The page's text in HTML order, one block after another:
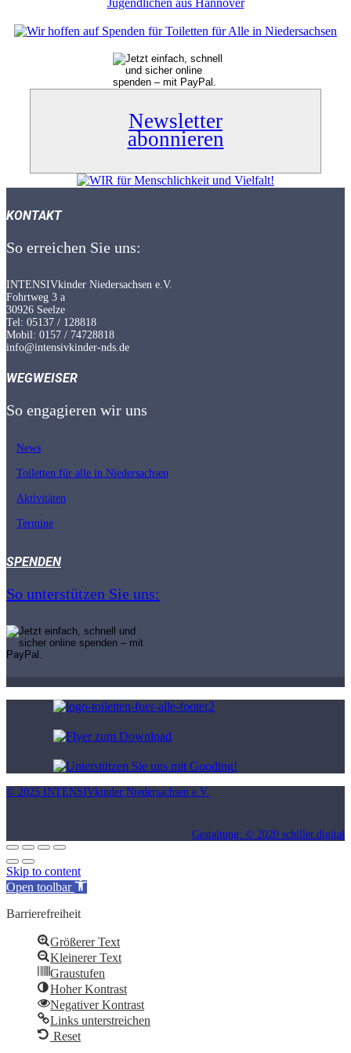
Newsletter
abonnieren
KONTAKT
So erreichen Sie uns:
INTENSIVkinder Niedersachsen e.V.
Fohrtweg 3 a
30926 Seelze
Tel: 05137 / 128818
Mobil: 0157 / 74728818
info@intensivkinder-nds.de
WEGWEISER
So engagieren wir uns
News
Toiletten für alle in Nieder­sachsen
Aktivitäten
Termine
SPENDEN
So unterstützen Sie uns:
© 2025 INTENSIVkinder Niedersachsen e.V.
Gestaltung: © 2020 schiller.digital
Skip to content
Open toolbar
Barrierefreiheit
Größerer Text
Kleinerer Text
Graustufen
Hoher Kontrast
Negativer Kontrast
Links unterstreichen
Reset